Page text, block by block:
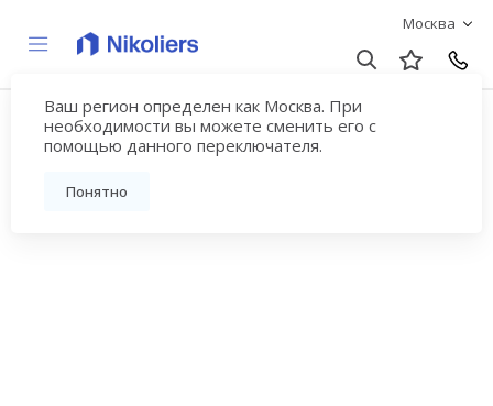
Москва
Ваш регион определен как Москва. При
необходимости вы можете сменить его с
помощью данного переключателя.
Понятно
Купить квартиру
новостройку у метро